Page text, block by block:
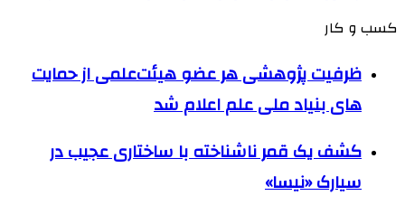
کسب و کار
ظرفیت پژوهشی هر عضو هیئت‌علمی از حمایت
های بنیاد ملی علم اعلام شد
کشف یک قمر ناشناخته با ساختاری عجیب در
سیارک «نیسا»